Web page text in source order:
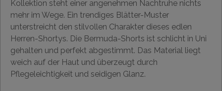
Kollektion steht einer angenehmen Nachtruhe nichts
mehr im Wege. Ein trendiges Blätter-Muster
unterstreicht den stilvollen Charakter dieses edlen
Herren-Shortys. Die Bermuda-Shorts ist schlicht in Uni
gehalten und perfekt abgestimmt. Das Material liegt
weich auf der Haut und überzeugt durch
Pflegeleichtigkeit und seidigen Glanz.